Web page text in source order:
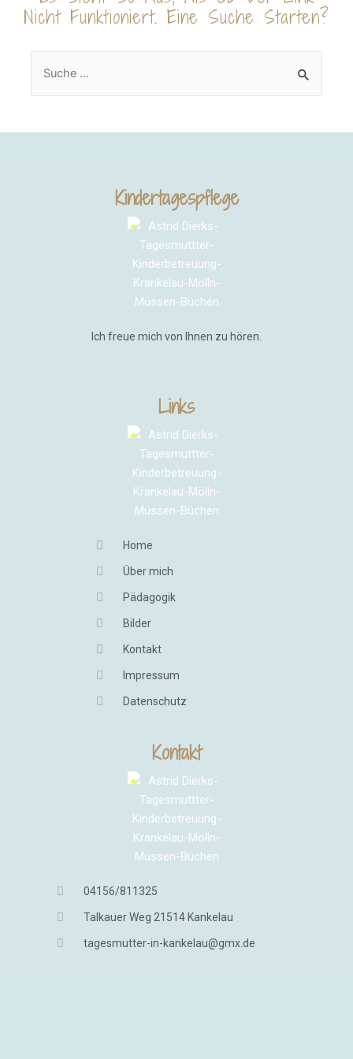
Nicht Funktioniert. Eine Suche Starten?
Kindertagespflege
Ich freue mich von Ihnen zu hören.
Links
Home
Über mich
Pädagogik
Bilder
Kontakt
Impressum
Datenschutz
Kontakt
04156/811325
Talkauer Weg 21514 Kankelau
tagesmutter-in-kankelau@gmx.de